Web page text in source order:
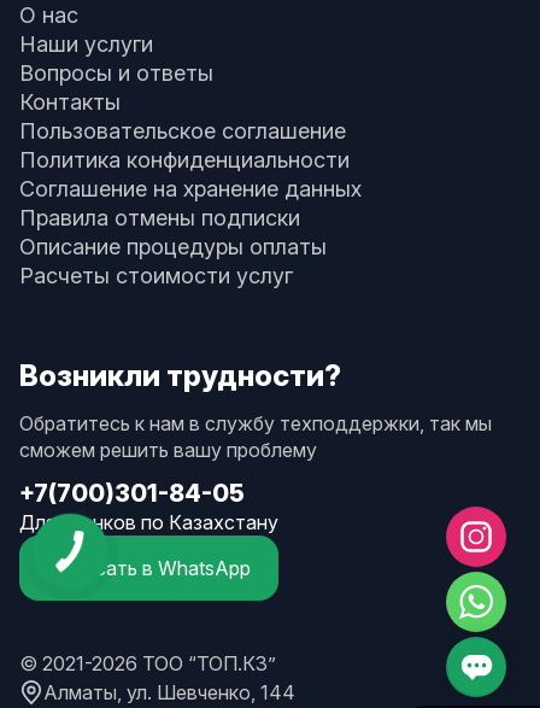
О нас
Наши услуги
Вопросы и ответы
Контакты
Пользовательское соглашение
Политика конфиденциальности
Соглашение на хранение данных
Правила отмены подписки
Описание процедуры оплаты
Расчеты стоимости услуг
Возникли трудности?
Обратитесь к нам в службу техподдержки, так мы
сможем решить вашу проблему
+7(700)301-84-05
Для звонков по Казахстану
Написать в WhatsApp
© 2021-2026 ТОО “ТОП.КЗ”
Алматы, ул. Шевченко, 144